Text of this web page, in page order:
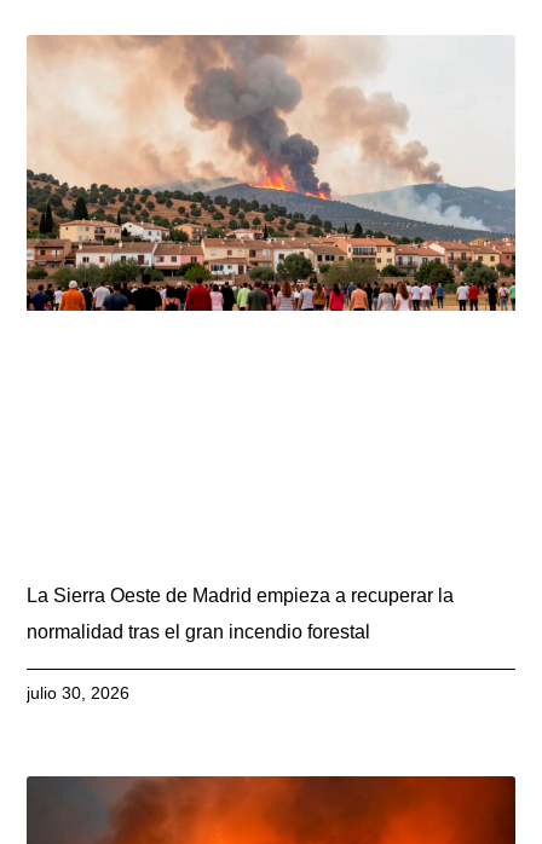
La Sierra Oeste de Madrid empieza a recuperar la
normalidad tras el gran incendio forestal
julio 30, 2026